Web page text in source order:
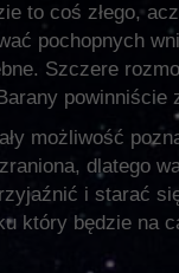
to coś złego,
pochopnych
Szczere
możliwość
dlatego
i starać
który będzie na